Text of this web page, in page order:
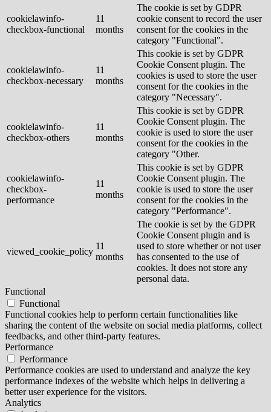
cookielawinfo-
checkbox-functional
11
months
The cookie is set by GDPR
cookie consent to record the user
consent for the cookies in the
category "Functional".
cookielawinfo-
checkbox-necessary
11
months
This cookie is set by GDPR
Cookie Consent plugin. The
cookies is used to store the user
consent for the cookies in the
category "Necessary".
cookielawinfo-
checkbox-others
11
months
This cookie is set by GDPR
Cookie Consent plugin. The
cookie is used to store the user
consent for the cookies in the
category "Other.
cookielawinfo-
checkbox-
performance
11
months
This cookie is set by GDPR
Cookie Consent plugin. The
cookie is used to store the user
consent for the cookies in the
category "Performance".
viewed_cookie_policy
11
months
The cookie is set by the GDPR
Cookie Consent plugin and is
used to store whether or not user
has consented to the use of
cookies. It does not store any
personal data.
Functional
Functional
Functional cookies help to perform certain functionalities like
sharing the content of the website on social media platforms, collect
feedbacks, and other third-party features.
Performance
Performance
Performance cookies are used to understand and analyze the key
performance indexes of the website which helps in delivering a
better user experience for the visitors.
Analytics